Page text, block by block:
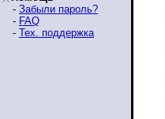
- Забыли пароль?
- FAQ
- Тех. поддержка